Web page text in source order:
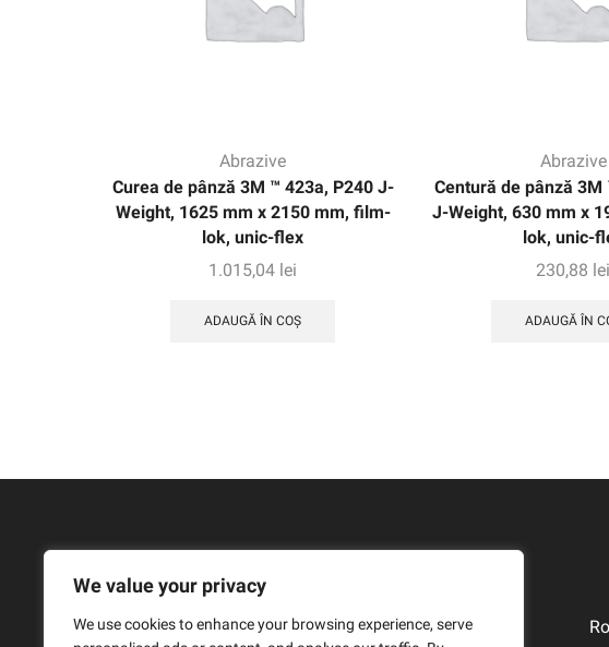
We value your privacy
We use cookies to enhance your browsing experience, serve
Abrazive
Curea de pânză 3M ™ 423a, P240 J-
Weight, 1625 mm x 2150 mm, film-
lok, unic-flex
1.015,04 lei
ADAUGĂ ÎN COȘ
Abrazive
Centură de pânză 3M
J-Weight, 630 mm x
lok, unic-
230,88 lei
ADAUGĂ ÎN